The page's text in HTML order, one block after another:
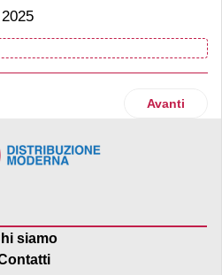
bucato, il pulito non basta
Articolo
Avanti
siamo